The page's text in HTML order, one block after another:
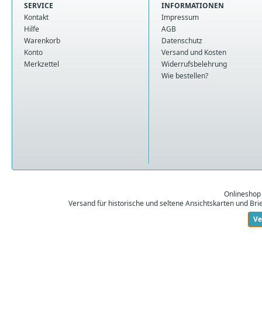
SERVICE
Kontakt
Hilfe
Warenkorb
Konto
Merkzettel
INFORMATIONEN
Impressum
AGB
Datenschutz
Versand und Kosten
Widerrufsbelehrung
Wie bestellen?
Versand für historische und seltene Ansichtskarten und